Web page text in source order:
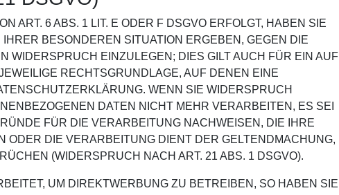
ART. 6 ABS. 1 LIT. E ODER F DSGVO ERFOLGT, HABEN SIE
BESONDEREN SITUATION ERGEBEN, GEGEN DIE
WIDERSPRUCH EINZULEGEN; DIES GILT AUCH FÜR EIN AUF
RECHTSGRUNDLAGE, AUF DENEN EINE
WENN SIE WIDERSPRUCH
DATEN NICHT MEHR VERARBEITEN, ES SEI
FÜR DIE VERARBEITUNG NACHWEISEN, DIE IHRE
ODER DIE VERARBEITUNG DIENT DER GELTENDMACHUNG,
(WIDERSPRUCH NACH ART. 21 ABS. 1 DSGVO).
UM DIREKTWERBUNG ZU BETREIBEN, SO HABEN SIE